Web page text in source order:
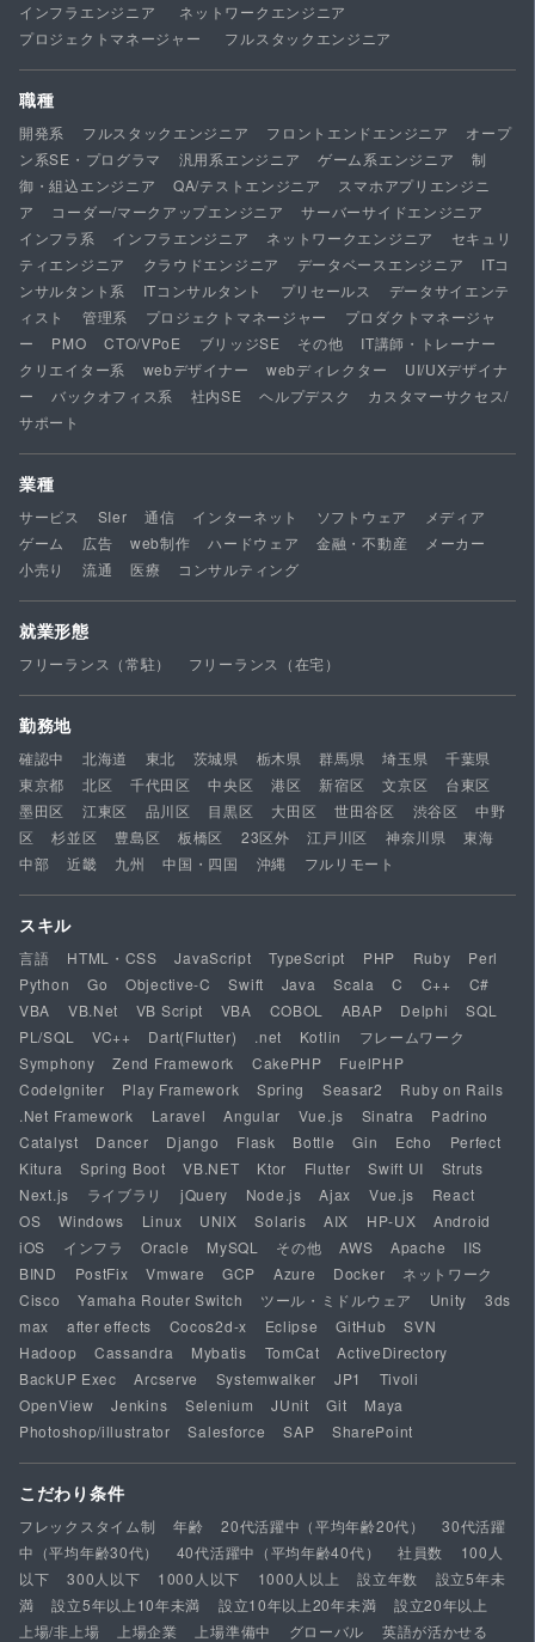
インフラエンジニア
ネットワークエンジニア
プロジェクトマネージャー
フルスタックエンジニア
職種
開発系 フルスタックエンジニア フロントエンドエンジニア
オープ
ン系SE・プログラマ
汎用系エンジニア ゲーム系エンジニア
制
御・組込エンジニア
QA/テストエンジニア
スマホアプリエンジニ
ア
コーダー/マークアップエンジニア
サーバーサイドエンジニア
インフラ系
インフラエンジニア ネットワークエンジニア
セキュリ
ティエンジニア
クラウドエンジニア データベースエンジニア
ITコ
ンサルタント系
ITコンサルタント プリセールス
データサイエンテ
ィスト
管理系 プロジェクトマネージャー
プロダクトマネージャ
ー
PMO CTO/VPoE ブリッジSE その他
IT講師・トレーナー
クリエイター系
webデザイナー webディレクター
UI/UXデザイナ
ー
バックオフィス系 社内SE ヘルプデスク
カスタマーサクセス/
サポート
業種
サービス SIer 通信 インターネット ソフトウェア
メディア
ゲーム
広告 web制作 ハードウェア 金融・不動産
メーカー
小売り
流通 医療 コンサルティング
就業形態
フリーランス（常駐） フリーランス（在宅）
勤務地
確認中 北海道 東北 茨城県 栃木県 群馬県 埼玉県
千葉県
東京都
北区 千代田区 中央区 港区 新宿区 文京区
台東区
墨田区
江東区 品川区 目黒区 大田区 世田谷区 渋谷区
中野
区
杉並区 豊島区 板橋区 23区外 江戸川区 神奈川県
東海
中部
近畿 九州 中国・四国 沖縄 フルリモート
スキル
言語 HTML・CSS JavaScript TypeScript PHP Ruby
Perl
Python
Go Objective-C Swift Java Scala C C++
C#
VBA
VB.Net VB Script VBA COBOL ABAP Delphi
SQL
PL/SQL
VC++ Dart(Flutter) .net Kotlin
フレームワーク
Symphony
Zend Framework CakePHP
FuelPHP
CodeIgniter
Play Framework Spring Seasar2
Ruby on Rails
.Net Framework
Laravel Angular Vue.js Sinatra
Padrino
Catalyst
Dancer Django Flask Bottle Gin Echo
Perfect
Kitura
Spring Boot VB.NET Ktor Flutter Swift UI
Struts
Next.js
ライブラリ jQuery Node.js Ajax Vue.js
React
OS
Windows Linux UNIX Solaris AIX HP-UX
Android
iOS
インフラ Oracle MySQL その他 AWS Apache
IIS
BIND
PostFix Vmware GCP Azure Docker
ネットワーク
Cisco
Yamaha Router Switch ツール・ミドルウェア Unity
3ds
max
after effects Cocos2d-x Eclipse GitHub
SVN
Hadoop
Cassandra Mybatis TomCat
ActiveDirectory
BackUP Exec
Arcserve Systemwalker JP1
Tivoli
OpenView
Jenkins Selenium JUnit Git
Maya
Photoshop/illustrator
Salesforce SAP SharePoint
こだわり条件
フレックスタイム制 年齢 20代活躍中（平均年齢20代）
30代活躍
中（平均年齢30代）
40代活躍中（平均年齢40代） 社員数
100人
以下
300人以下 1000人以下 1000人以上 設立年数
設立5年未
満
設立5年以上10年未満 設立10年以上20年未満
設立20年以上
上場/非上場
上場企業 上場準備中 グローバル 英語が活かせる